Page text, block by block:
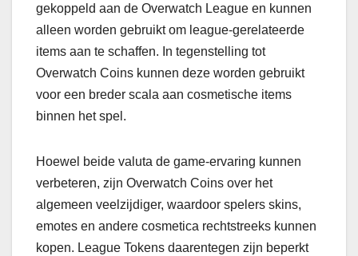
gekoppeld aan de Overwatch League en kunnen
alleen worden gebruikt om league-gerelateerde
items aan te schaffen. In tegenstelling tot
Overwatch Coins kunnen deze worden gebruikt
voor een breder scala aan cosmetische items
binnen het spel.
Hoewel beide valuta de game-ervaring kunnen
verbeteren, zijn Overwatch Coins over het
algemeen veelzijdiger, waardoor spelers skins,
emotes en andere cosmetica rechtstreeks kunnen
kopen. League Tokens daarentegen zijn beperkt